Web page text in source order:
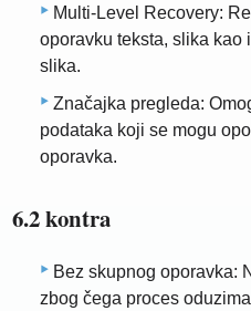
Multi-Level Recovery:
oporavku teksta, slika
slika.
Značajka pregleda:
podataka koji se mogu
oporavka.
6.2 kontra
Bez skupnog oporavka:
zbog čega proces